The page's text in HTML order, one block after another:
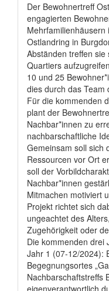
Der Bewohnertreff
engagierten
Ostlandring in
Abständen treffen
Quartiers
10 und 25
dies durch das Team
Für die kommenden
plant der
Nachbar*innen zu
nachbarschaftliche
Gemeinsam soll sich
Ressourcen vor Ort
soll der
Nachbar*innen
Mitmachen motiviert
Projekt richtet sich
ungeachtet des
Zugehörigkeit oder
Die kommenden drei
Jahr 1 (07-12/2024):
Begegnungsortes
Nachbarschaftstreffs